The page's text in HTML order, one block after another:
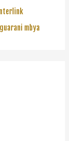
mbya